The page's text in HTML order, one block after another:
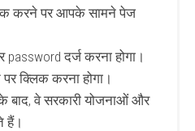
करने पर आपके सामने पेज
दर्ज करना होगा।
क्लिक करना होगा।
बाद, वे सरकारी योजनाओं और
हैं।